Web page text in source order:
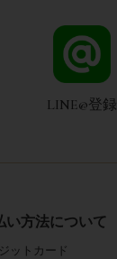
LINE@登録
い方法について
ットカード